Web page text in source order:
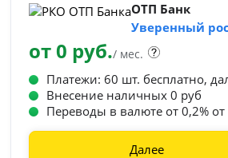
ОТП Банк
Уверенный
от 0 руб./ мес.
Платежи: 60 шт. бесплатно,
Внесение наличных 0 руб
Переводы в валюте от 0,2%
Далее